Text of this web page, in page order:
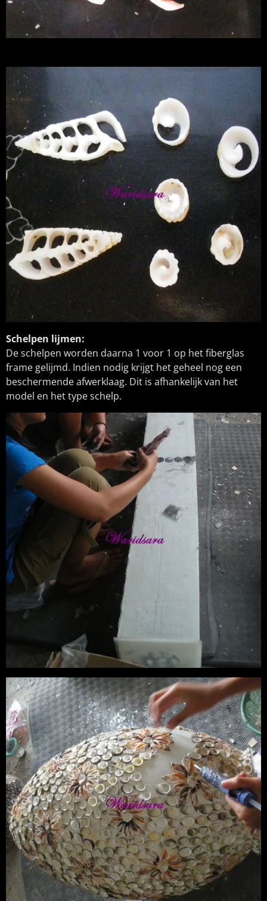
Schelpen lijmen:
De schelpen worden daarna 1 voor 1 op het fiberglas
frame gelijmd. Indien nodig krijgt het geheel nog een
beschermende afwerklaag. Dit is afhankelijk van het
model en het type schelp.